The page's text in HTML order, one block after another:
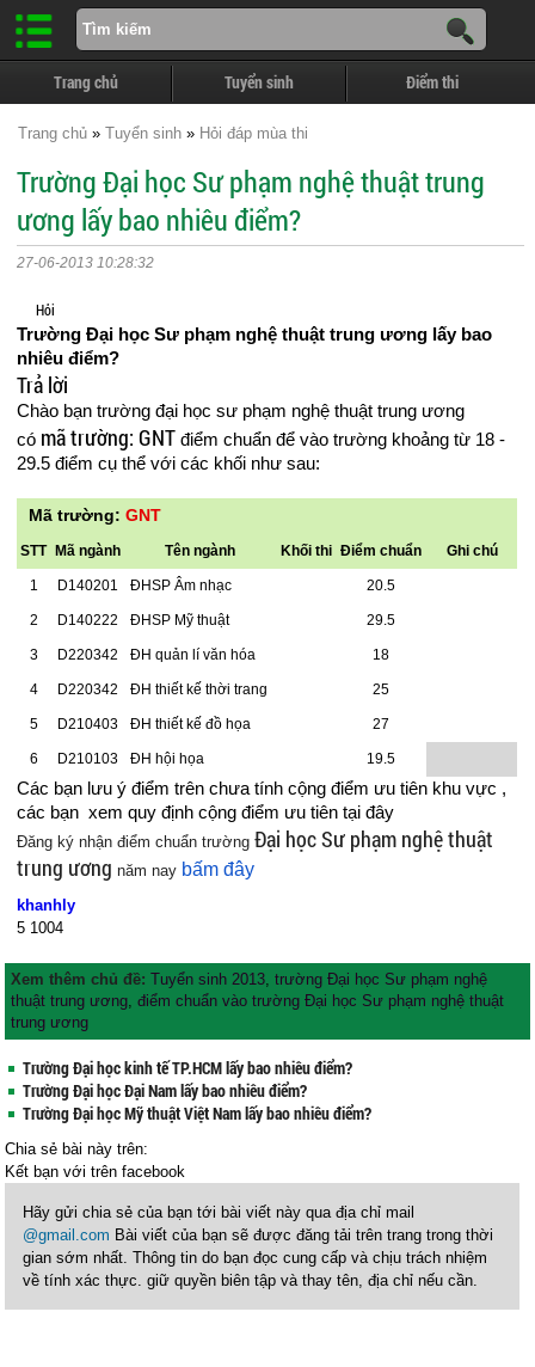
Trang chủ Tuyển sinh Điểm thi
Trang chủ » Tuyển sinh » Hỏi đáp mùa thi
Trường Đại học Sư phạm nghệ thuật trung
ương lấy bao nhiêu điểm?
27-06-2013 10:28:32
Hỏi
Trường Đại học Sư phạm nghệ thuật trung ương lấy bao
nhiêu điểm?
Trả lời
Chào bạn trường đại học sư phạm nghệ thuật trung ương
có mã trường: GNT điểm chuẩn để vào trường khoảng từ 18 -
29.5 điểm cụ thể với các khối như sau:
Mã trường:GNT
STT Mã ngành Tên ngành Khối thi Điểm chuẩn Ghi chú
1 D140201 ĐHSP Âm nhạc 20.5
2 D140222 ĐHSP Mỹ thuật 29.5
3 D220342 ĐH quản lí văn hóa 18
4 D220342 ĐH thiết kế thời trang 25
5 D210403 ĐH thiết kế đồ họa 27
6 D210103 ĐH hội họa 19.5
Các bạn lưu ý điểm trên chưa tính cộng điểm ưu tiên khu vực ,
các bạn xem quy định cộng điểm ưu tiên tại đây
Đăng ký nhận điểm chuẩn trườngĐại học Sư phạm nghệ thuật
trung ươngnăm nay bấm đây
khanhly
5 1004
Xem thêm chủ đề:Tuyển sinh 2013,trường Đại học Sư phạm nghệ
thuật trung ương,điểm chuẩn vào trường Đại học Sư phạm nghệ thuật
trung ương
Trường Đại học kinh tế TP.HCM lấy bao nhiêu điểm?
Trường Đại học Đại Nam lấy bao nhiêu điểm?
Trường Đại học Mỹ thuật Việt Nam lấy bao nhiêu điểm?
Chia sẻ bài này trên:
Kết bạn vớitrên facebook
Hãy gửi chia sẻ của bạn tới bài viết này qua địa chỉ mail
@gmail.com Bài viết của bạn sẽ được đăng tải trên trang trong thời
gian sớm nhất. Thông tin do bạn đọc cung cấp và chịu trách nhiệm
về tính xác thực. giữ quyền biên tập và thay tên, địa chỉ nếu cần.